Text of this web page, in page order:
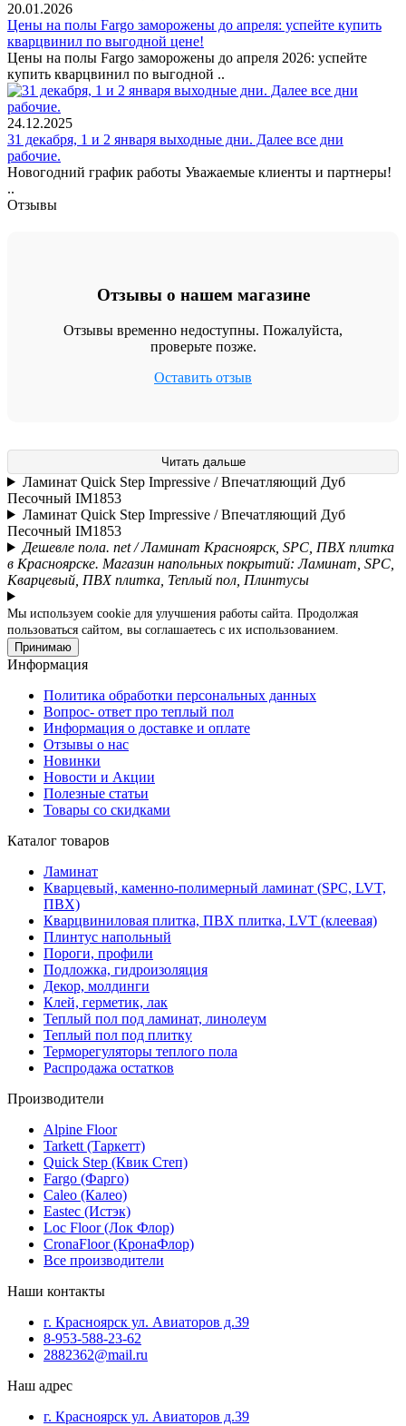
20.01.2026
Цены на полы Fargo заморожены до апреля: успейте купить
кварцвинил по выгодной цене!
Цены на полы Fargo заморожены до апреля 2026: успейте
купить кварцвинил по выгодной ..
24.12.2025
31 декабря, 1 и 2 января выходные дни. Далее все дни
рабочие.
Новогодний график работы Уважаемые клиенты и партнеры!
..
Отзывы
Отзывы о нашем магазине
Отзывы временно недоступны. Пожалуйста,
проверьте позже.
Оставить отзыв
Читать дальше
Ламинат Quick Step Impressive / Впечатляющий Дуб
Песочный IM1853
Ламинат Quick Step Impressive / Впечатляющий Дуб
Песочный IM1853
Дешевле пола. net / Ламинат Красноярск, SPC, ПВХ плитка
в Красноярске. Магазин напольных покрытий: Ламинат, SPC,
Кварцевый, ПВХ плитка, Теплый пол, Плинтусы
Мы используем cookie для улучшения работы сайта. Продолжая
пользоваться сайтом, вы соглашаетесь с их использованием.
Принимаю
Информация
Политика обработки персональных данных
Вопрос- ответ про теплый пол
Информация о доставке и оплате
Отзывы о нас
Новинки
Новости и Акции
Полезные статьи
Товары со скидками
Каталог товаров
Ламинат
Кварцевый, каменно-полимерный ламинат (SPC, LVT,
ПВХ)
Кварцвиниловая плитка, ПВХ плитка, LVT (клеевая)
Плинтус напольный
Пороги, профили
Подложка, гидроизоляция
Декор, молдинги
Клей, герметик, лак
Теплый пол под ламинат, линолеум
Теплый пол под плитку
Терморегуляторы теплого пола
Распродажа остатков
Производители
Alpine Floor
Tarkett (Таркетт)
Quick Step (Квик Степ)
Fargo (Фарго)
Caleo (Калео)
Eastec (Истэк)
Loc Floor (Лок Флор)
CronaFloor (КронаФлор)
Все производители
Наши контакты
г. Красноярск ул. Авиаторов д.39
8-953-588-23-62
2882362@mail.ru
Наш адрес
г. Красноярск ул. Авиаторов д.39